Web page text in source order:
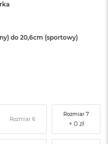
do 20,6cm (sportowy)
Rozmiar 6
Rozmiar 7